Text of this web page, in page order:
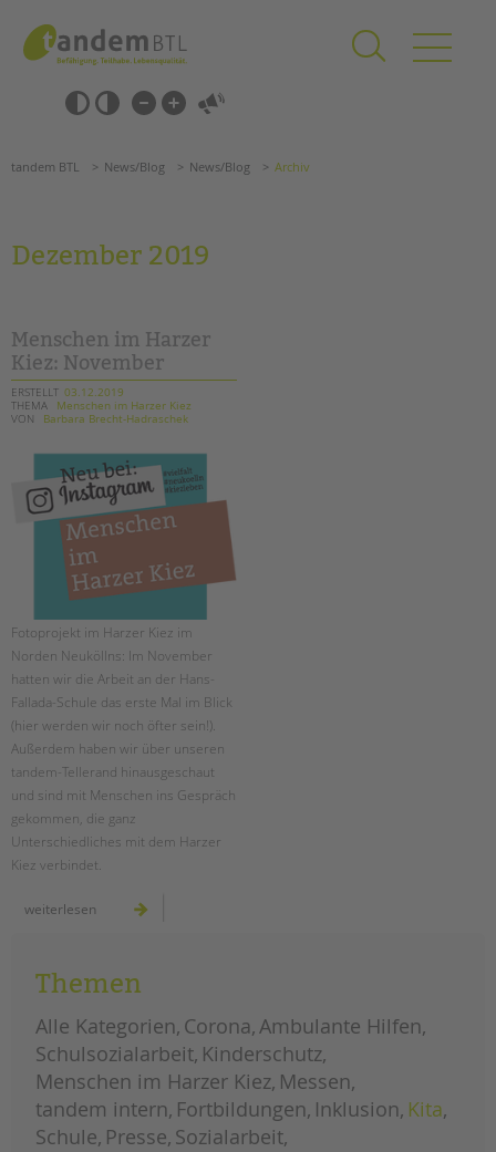
springen
Barrierefrei-
Einstellungen
überspringen
überspringen
Förderzentren
Kollegs
EFöB
Schulbezogene Sozialarbeit
HILFEN ZUR ERZIEHUNG
EINGLIEDERUNGSHILFE
BETREUTES WOHNEN
TANDEM BTL AKADEMIE
Zertfikatskurse
Seminarkalender
Seminarräume
STADTTEILARBEIT
PROFIL | LEITBILD
Bereiche im Überblick
Unsere Videos
schoolcoach BTL
tandem international
KARRIERE
Stellenangebote
tandem als Arbeitgeberin
NEWS/BLOG
Suchen
tandem BTL News/Blog News/Blog Archiv
Dezember 2019
Menschen im Harzer
Kiez: November
ERSTELLT 03.12.2019
THEMA
Menschen im Harzer Kiez
VON
Barbara Brecht-Hadraschek
Fotoprojekt im Harzer Kiez im
Norden Neuköllns: Im November
hatten wir die Arbeit an der Hans-
Fallada-Schule das erste Mal im Blick
(hier werden wir noch öfter sein!).
Außerdem haben wir über unseren
tandem-Tellerand hinausgeschaut
und sind mit Menschen ins Gespräch
gekommen, die ganz
Unterschiedliches mit dem Harzer
Kiez verbindet.
weiterlesen menschen
Themen
Alle Kategorien Corona Ambulante Hilfen
Schulsozialarbeit Kinderschutz
Menschen im Harzer Kiez Messen
tandem intern Fortbildungen Inklusion Kita
Schule Presse Sozialarbeit